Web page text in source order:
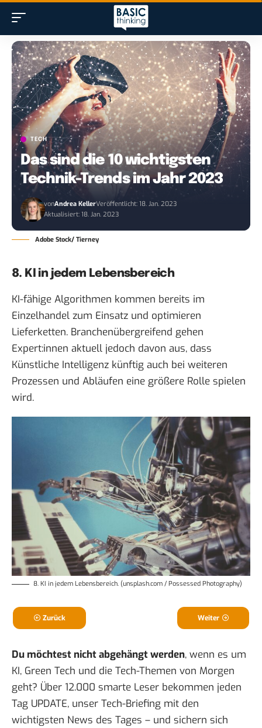
TECH
Das sind die 10 wichtigsten
Technik-Trends im Jahr 2023
vonAndrea KellerVeröffentlicht: 18. Jan. 2023
Aktualisiert: 18. Jan. 2023
Adobe Stock/ Tierney
8. KI in jedem Lebensbereich
KI-fähige Algorithmen kommen bereits im
Einzelhandel zum Einsatz und optimieren
Lieferketten. Branchenübergreifend gehen
Expert:innen aktuell jedoch davon aus, dass
Künstliche Intelligenz künftig auch bei weiteren
Prozessen und Abläufen eine größere Rolle spielen
wird.
8. KI in jedem Lebensbereich. (unsplash.com / Possessed Photography)
Zurück Weiter
Du möchtest nicht abgehängt werden, wenn es um
KI, Green Tech und die Tech-Themen von Morgen
geht? Über 12.000 smarte Leser bekommen jeden
Tag UPDATE, unser Tech-Briefing mit den
wichtigsten News des Tages – und sichern sich